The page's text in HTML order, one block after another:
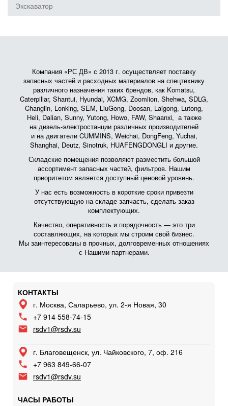
Экскаватор
Компания «РС ДВ» с 2013 г. осуществляет поставку
запасных частей и расходных материалов на спецтехнику
различного назначения таких брендов, как Komatsu,
Caterpillar, Shantui, Hyundai, XCMG, Zoomlion, Shehwa, SDLG,
Changlin, Lonking, SEM, LiuGong, Doosan, Laigong, Lutong,
Heli, Dalian, Sunny, Yutong, Howo, FAW, Shaanxi, а также
на дизель-электростанции различных производителей
и на двигатели CUMMINS, Weichai, DongFeng, Yuchai,
Shanghai, Deutz, Sinotruk, HUAFENGDONGLI и другие.
Складские помещения позволяют разместить большой
ассортимент запасных частей, фильтров. Нашим
приоритетом является доступный ценовой уровень.
У нас есть возможность в короткие сроки привезти
отсутствующую на складе запчасть, сделать заказ
комплектующих.
Качество, оперативность и порядочность — это три
составляющих, на которых мы строим свой бизнес.
Мы заинтересованы в прочных, долговременных отношениях
с Нашими партнерами.
КОНТАКТЫ
г. Москва, Саларьево, ул. 2-я Новая, 30
+7 914 558-74-15
rsdv1@rsdv.su
г. Благовещенск, ул. Чайковского, 7, оф. 216
+7 963 849-66-07
rsdv1@rsdv.su
ЧАСЫ РАБОТЫ